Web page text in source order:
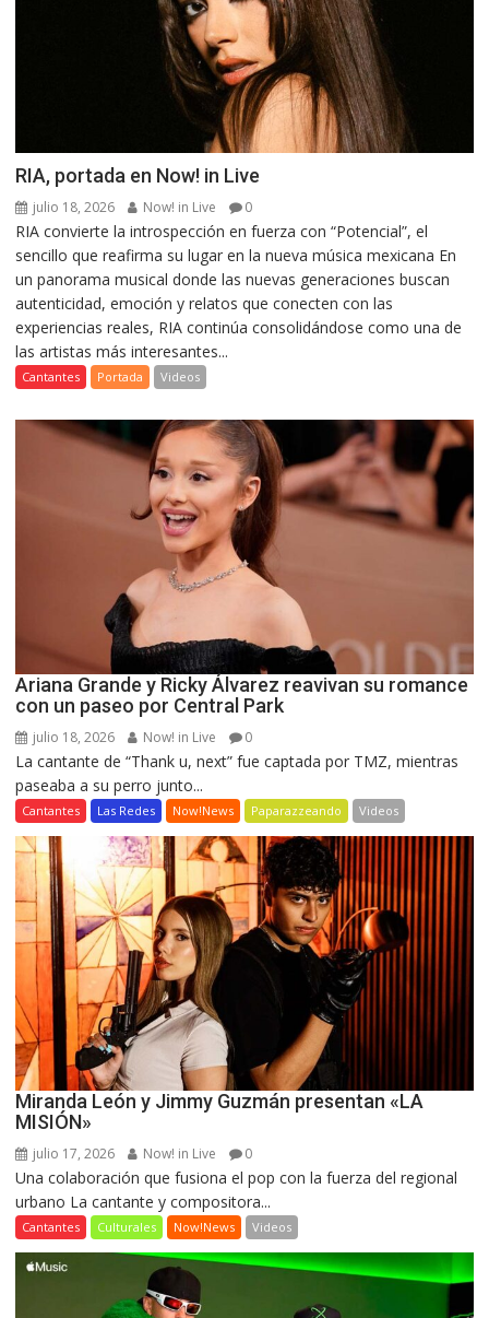
RIA, portada en Now! in Live
julio 18, 2026 Now! in Live 0
RIA convierte la introspección en fuerza con “Potencial”, el
sencillo que reafirma su lugar en la nueva música mexicana En
un panorama musical donde las nuevas generaciones buscan
autenticidad, emoción y relatos que conecten con las
experiencias reales, RIA continúa consolidándose como una de
las artistas más interesantes...
Cantantes Portada Videos
Ariana Grande y Ricky Álvarez reavivan su romance
con un paseo por Central Park
julio 18, 2026 Now! in Live 0
La cantante de “Thank u, next” fue captada por TMZ, mientras
paseaba a su perro junto...
Cantantes Las Redes Now!News Paparazzeando Videos
Miranda León y Jimmy Guzmán presentan «LA
MISIÓN»
julio 17, 2026 Now! in Live 0
Una colaboración que fusiona el pop con la fuerza del regional
urbano La cantante y compositora...
Cantantes Culturales Now!News Videos